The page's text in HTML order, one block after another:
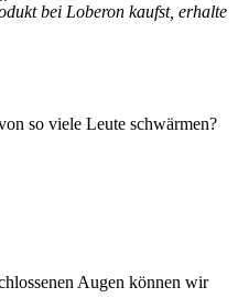
bei Loberon kaufst, erhalte
so viele Leute schwärmen?
Augen können wir